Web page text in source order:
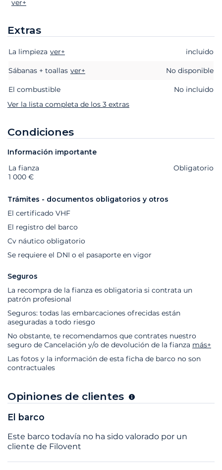
ver+
Extras
Extras Estado Precio
La limpieza ver+ incluido
Sábanas + toallas ver+ No disponible
El combustible
No incluido
Ver la lista completa de los 3 extras
Condiciones
Información importante
Extras Estado
La fianza
Obligatorio
1 000 €
Trámites - documentos obligatorios y otros
El certificado VHF
El registro del barco
Cv náutico obligatorio
Se requiere el DNI o el pasaporte en vigor
Seguros
La recompra de la fianza es obligatoria si contrata un
patrón profesional
Seguros: todas las embarcaciones ofrecidas están
aseguradas a todo riesgo
No obstante, te recomendamos que contrates nuestro
seguro de Cancelación y/o de devolución de la fianza más+
Las fotos y la información de esta ficha de barco no son
contractuales
Opiniones de clientes
El barco
Este barco todavía no ha sido valorado por un
cliente de Filovent